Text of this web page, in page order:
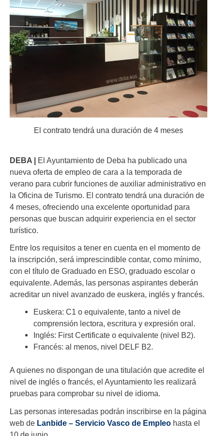
El contrato tendrá una duración de 4 meses
DEBA | El Ayuntamiento de Deba ha publicado una
nueva oferta de empleo de cara a la temporada de
verano para cubrir funciones de auxiliar administrativo en
la Oficina de Turismo. El contrato tendrá una duración de
4 meses, ofreciendo una excelente oportunidad para
personas que buscan adquirir experiencia en el sector
turístico.
Entre los requisitos a tener en cuenta en el momento de
la inscripción, será imprescindible contar, como mínimo,
con el título de Graduado en ESO, graduado escolar o
equivalente. Además, las personas aspirantes deberán
acreditar un nivel avanzado de euskera, inglés y francés.
Euskera: C1 o equivalente, tanto a nivel de
comprensión lectora, escritura y expresión oral.
Inglés: First Certificate o equivalente (nivel B2).
Francés: al menos, nivel DELF B2.
A quienes no dispongan de una titulación que acredite el
nivel de inglés o francés, el Ayuntamiento les realizará
pruebas para comprobar su nivel de idioma.
Las personas interesadas podrán inscribirse en la página
web de Lanbide – Servicio Vasco de Empleo hasta el